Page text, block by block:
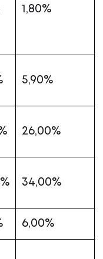
1,80%
5,90%
26,00%
34,00%
6,00%